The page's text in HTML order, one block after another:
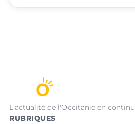
L'actualité de l'Occitanie en continu
RUBRIQUES